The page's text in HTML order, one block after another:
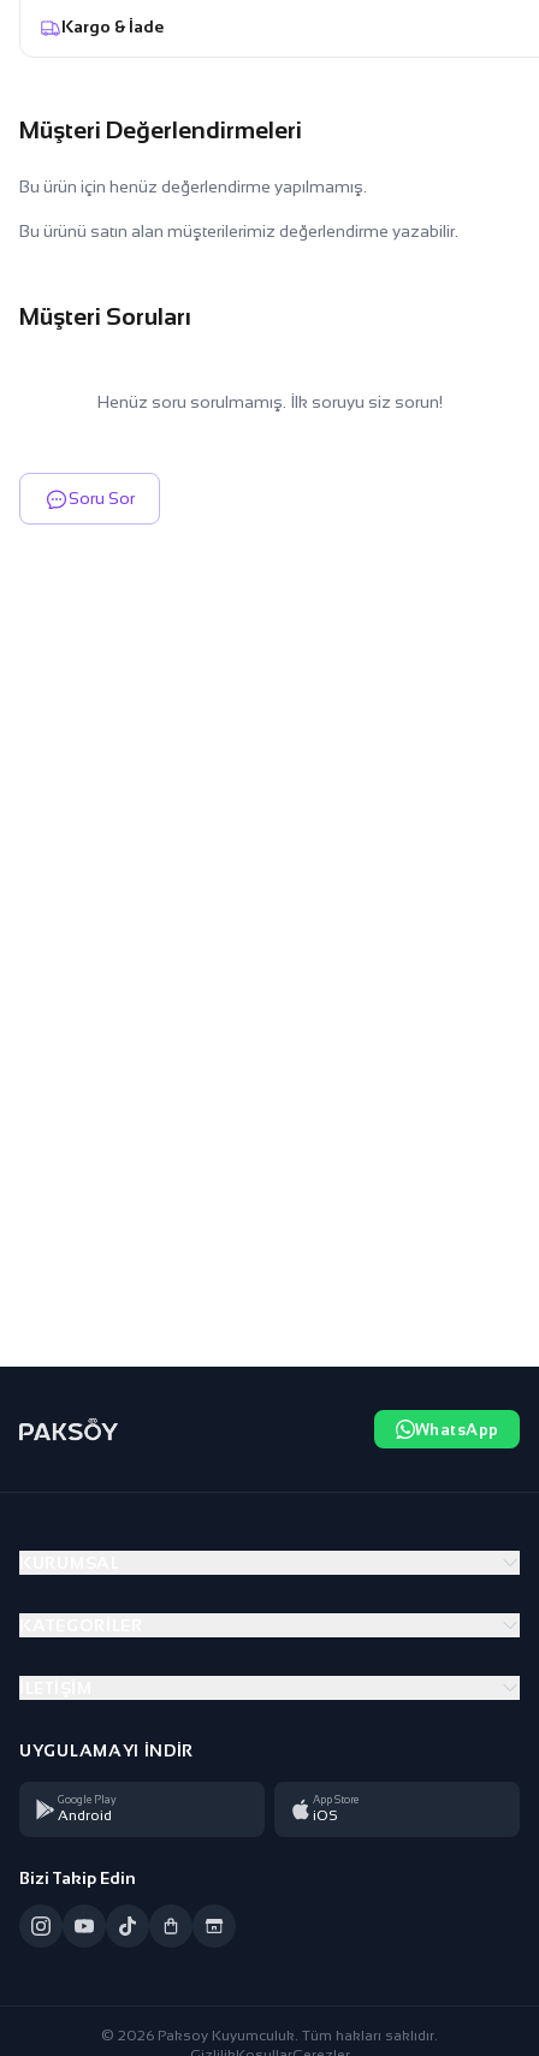
Kargo & İade
Müşteri Değerlendirmeleri
Bu ürün için henüz değerlendirme yapılmamış.
Bu ürünü satın alan müşterilerimiz değerlendirme yazabilir.
Müşteri Soruları
Henüz soru sorulmamış. İlk soruyu siz sorun!
Soru Sor
WhatsApp
UYGULAMAYI İNDIR
Google Play
Android
App Store
iOS
Bizi Takip Edin
© 2026 Paksoy Kuyumculuk. Tüm hakları saklıdır.